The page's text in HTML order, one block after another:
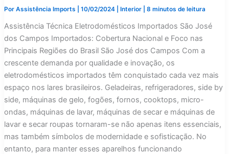
Por Assistência Imports 10/02/2024 Interior| 8 minutos de leitura
Assistência Técnica Eletrodomésticos Importados São José
dos Campos Importados: Cobertura Nacional e Foco nas
Principais Regiões do Brasil São José dos Campos Com a
crescente demanda por qualidade e inovação, os
eletrodomésticos importados têm conquistado cada vez mais
espaço nos lares brasileiros. Geladeiras, refrigeradores, side by
side, máquinas de gelo, fogões, fornos, cooktops, micro-
ondas, máquinas de lavar, máquinas de secar e máquinas de
lavar e secar roupas tornaram-se não apenas itens essenciais,
mas também símbolos de modernidade e sofisticação. No
entanto, para manter esses aparelhos funcionando